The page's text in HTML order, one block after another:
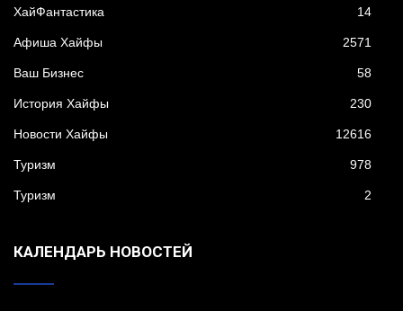
XайФантастика 14
Афиша Хайфы 2571
Ваш Бизнес 58
История Хайфы 230
Новости Хайфы 12616
Туризм 978
Туризм 2
КАЛЕНДАРЬ НОВОСТЕЙ